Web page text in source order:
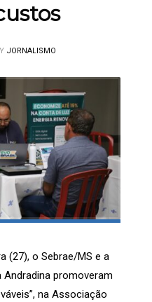
JORNALISMO
(27), o Sebrae/MS e a
Andradina promoveram
na Associação